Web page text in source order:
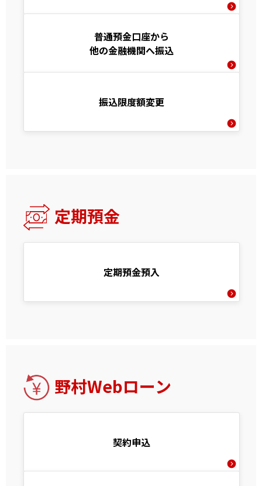
普通預金口座から
他の金融機関へ振込
振込限度額変更
定期預金
定期預金預入
野村Webローン
契約申込